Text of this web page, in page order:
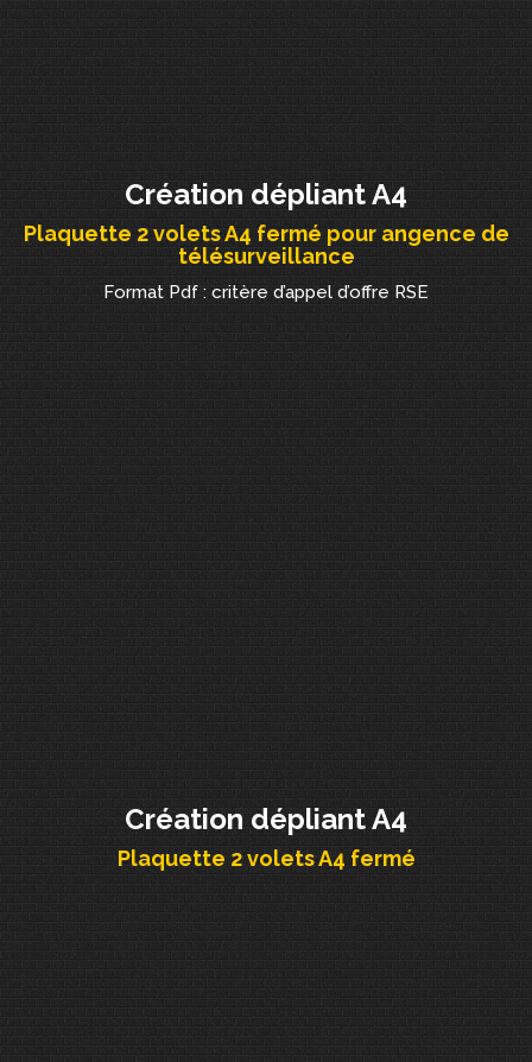
Création dépliant A4
Plaquette 2 volets A4 fermé pour angence de
télésurveillance
Format Pdf : critère d’appel d’offre RSE
Création dépliant A4
Plaquette 2 volets A4 fermé